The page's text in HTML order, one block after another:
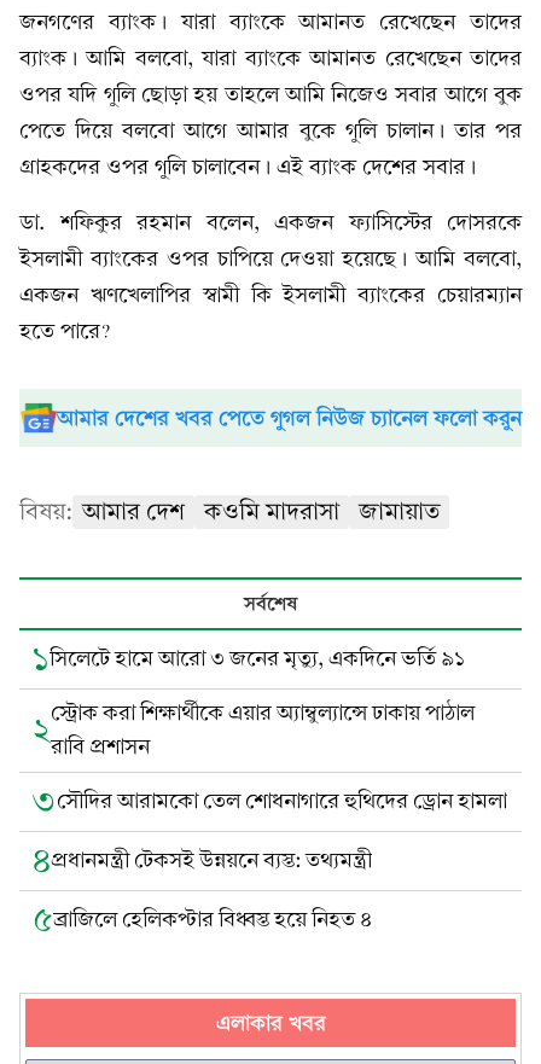
জনগণের ব্যাংক। যারা ব্যাংকে আমানত রেখেছেন তাদের
ব্যাংক। আমি বলবো, যারা ব্যাংকে আমানত রেখেছেন তাদের
ওপর যদি গুলি ছোড়া হয় তাহলে আমি নিজেও সবার আগে বুক
পেতে দিয়ে বলবো আগে আমার বুকে গুলি চালান। তার পর
গ্রাহকদের ওপর গুলি চালাবেন। এই ব্যাংক দেশের সবার।
ডা. শফিকুর রহমান বলেন, একজন ফ্যাসিস্টের দোসরকে
ইসলামী ব্যাংকের ওপর চাপিয়ে দেওয়া হয়েছে। আমি বলবো,
একজন ঋণখেলাপির স্বামী কি ইসলামী ব্যাংকের চেয়ারম্যান
হতে পারে?
আমার দেশের খবর পেতে গুগল নিউজ চ্যানেল ফলো করুন
বিষয়: আমার দেশ কওমি মাদরাসা জামায়াত
সর্বশেষ
১সিলেটে হামে আরো ৩ জনের মৃত্যু, একদিনে ভর্তি ৯১
২স্ট্রোক করা শিক্ষার্থীকে এয়ার অ্যাম্বুল্যান্সে ঢাকায় পাঠাল
রাবি প্রশাসন
৩সৌদির আরামকো তেল শোধনাগারে হুথিদের ড্রোন হামলা
৪প্রধানমন্ত্রী টেকসই উন্নয়নে ব্যস্ত: তথ্যমন্ত্রী
৫ব্রাজিলে হেলিকপ্টার বিধ্বস্ত হয়ে নিহত ৪
এলাকার খবর